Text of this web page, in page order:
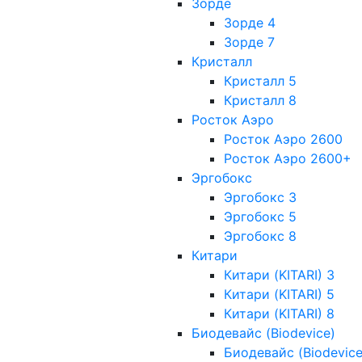
Зорде
Зорде 4
Зорде 7
Кристалл
Кристалл 5
Кристалл 8
Росток Аэро
Росток Аэро 2600
Росток Аэро 2600+
Эргобокс
Эргобокс 3
Эргобокс 5
Эргобокс 8
Китари
Китари (KITARI) 3
Китари (KITARI) 5
Китари (KITARI) 8
Биодевайс (Biodevice)
Биодевайс